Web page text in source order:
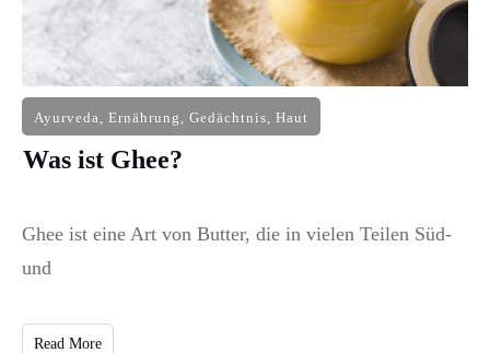
Ayurveda, Ernährung , Gedächtnis, Haut
Was ist Ghee?
Ghee ist eine Art von Butter, die in vielen Teilen Süd-
und
Read More